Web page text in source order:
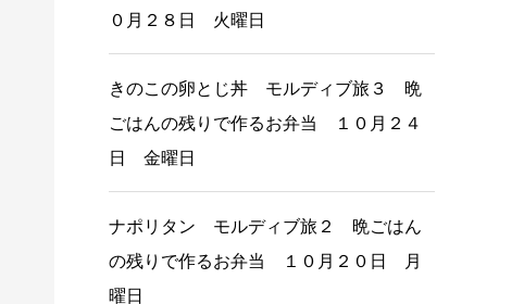
０月２８日 火曜日
きのこの卵とじ丼 モルディブ旅３ 晩
ごはんの残りで作るお弁当 １０月２４
日 金曜日
ナポリタン モルディブ旅２ 晩ごはん
の残りで作るお弁当 １０月２０日 月
曜日